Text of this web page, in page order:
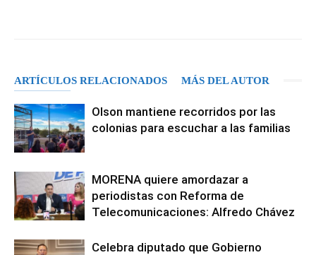
ARTÍCULOS RELACIONADOS MÁS DEL AUTOR
Olson mantiene recorridos por las
colonias para escuchar a las familias
MORENA quiere amordazar a
periodistas con Reforma de
Telecomunicaciones: Alfredo Chávez
Celebra diputado que Gobierno